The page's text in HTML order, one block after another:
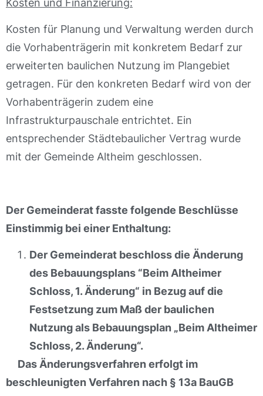
Kosten und Finanzierung:
Kosten für Planung und Verwaltung werden durch
die Vorhabenträgerin mit konkretem Bedarf zur
erweiterten baulichen Nutzung im Plangebiet
getragen. Für den konkreten Bedarf wird von der
Vorhabenträgerin zudem eine
Infrastrukturpauschale entrichtet. Ein
entsprechender Städtebaulicher Vertrag wurde
mit der Gemeinde Altheim geschlossen.
Der Gemeinderat fasste folgende Beschlüsse
Einstimmig bei einer Enthaltung:
Der Gemeinderat beschloss die Änderung
des Bebauungsplans “Beim Altheimer
Schloss, 1. Änderung“ in Bezug auf die
Festsetzung zum Maß der baulichen
Nutzung als Bebauungsplan „Beim Altheimer
Schloss, 2. Änderung“.
Das Änderungsverfahren erfolgt im
beschleunigten Verfahren nach § 13a BauGB